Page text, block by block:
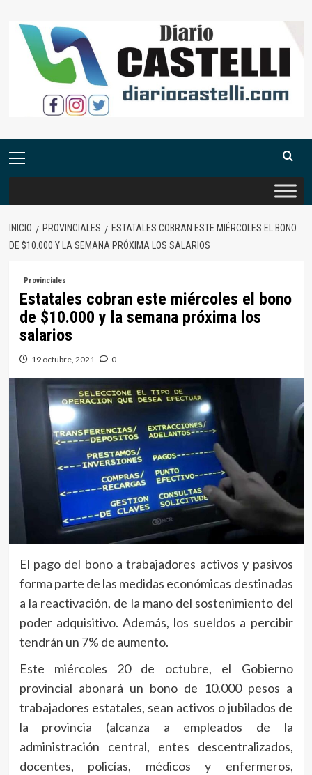
contenido
Menú
INICIO PROVINCIALES
ESTATALES COBRAN ESTE MIÉRCOLES EL BONO
DE $10.000 Y LA SEMANA PRÓXIMA LOS SALARIOS
Provinciales
Estatales cobran este miércoles el bono
de $10.000 y la semana próxima los
salarios
19 octubre, 2021 0
El pago del bono a trabajadores activos y pasivos
forma parte de las medidas económicas destinadas
a la reactivación, de la mano del sostenimiento del
poder adquisitivo. Además, los sueldos a percibir
tendrán un 7% de aumento.
Este miércoles 20 de octubre, el Gobierno
provincial abonará un bono de 10.000 pesos a
trabajadores estatales, sean activos o jubilados de
la provincia (alcanza a empleados de la
administración central, entes descentralizados,
docentes, policías, médicos y enfermeros,